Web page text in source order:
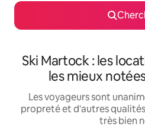
Ski Martock : les
les mieux
Les voyageurs sont
propreté et d'autres
très bien